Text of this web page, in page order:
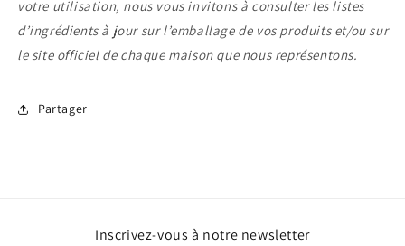
votre utilisation, nous vous invitons à consulter les listes
d’ingrédients à jour sur l’emballage de vos produits et/ou sur
le site officiel de chaque maison que nous représentons.
Partager
Inscrivez-vous à notre newsletter